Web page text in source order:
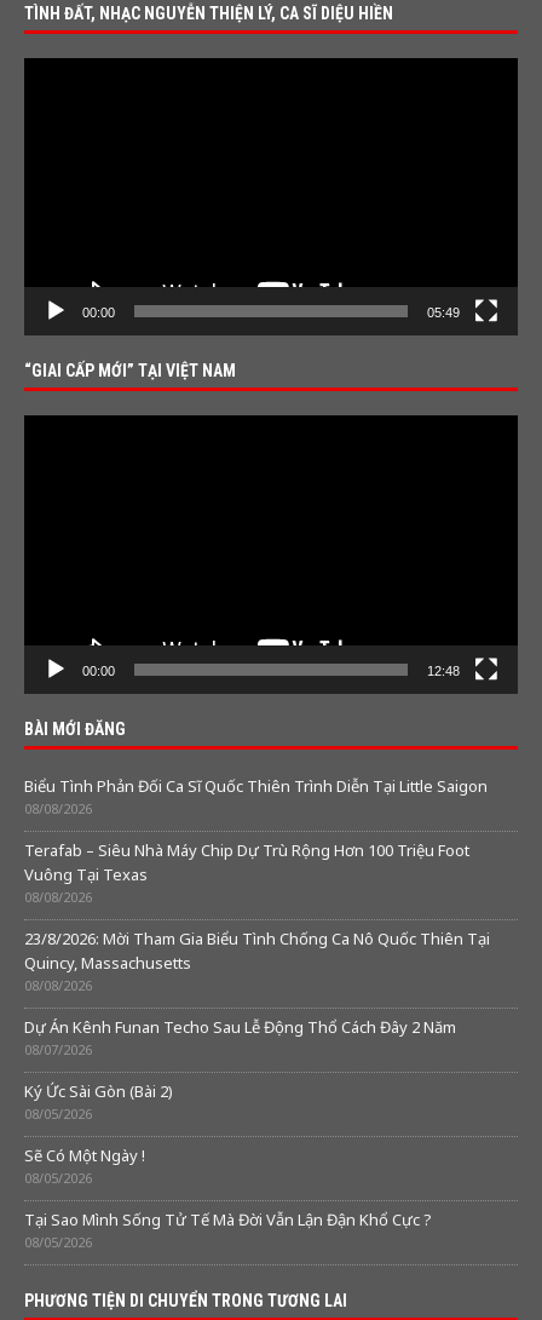
TÌNH ĐẤT, NHẠC NGUYỄN THIỆN LÝ, CA SĨ DIỆU HIỀN
00:00 05:49
“GIAI CẤP MỚI” TẠI VIỆT NAM
00:00 12:48
BÀI MỚI ĐĂNG
Biểu Tình Phản Đối Ca Sĩ Quốc Thiên Trình Diễn Tại Little Saigon
08/08/2026
Terafab – Siêu Nhà Máy Chip Dự Trù Rộng Hơn 100 Triệu Foot
Vuông Tại Texas
08/08/2026
23/8/2026: Mời Tham Gia Biểu Tình Chống Ca Nô Quốc Thiên Tại
Quincy, Massachusetts
08/08/2026
Dự Án Kênh Funan Techo Sau Lễ Động Thổ Cách Đây 2 Năm
08/07/2026
Ký Ức Sài Gòn (Bài 2)
08/05/2026
Sẽ Có Một Ngày !
08/05/2026
Tại Sao Mình Sống Tử Tế Mà Đời Vẫn Lận Đận Khổ Cực ?
08/05/2026
PHƯƠNG TIỆN DI CHUYỂN TRONG TƯƠNG LAI